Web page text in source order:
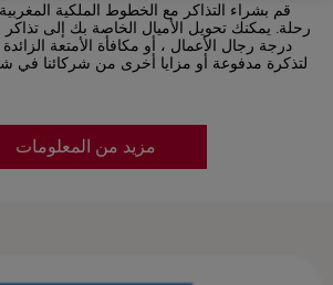
قم بشراء التذاكر مع الخطوط الملكية
رحلة. يمكنك تحويل الأميال الخاصة بك إلى تذاكر
درجة رجال الأعمال ، أو مكافأة الأمتعة
لتذكرة مدفوعة أو مزايا أخرى من شركائنا في
مزيد من المعلومات